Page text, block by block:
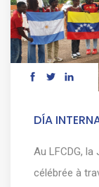
DÍA
Au LFCDG,
célébrée à